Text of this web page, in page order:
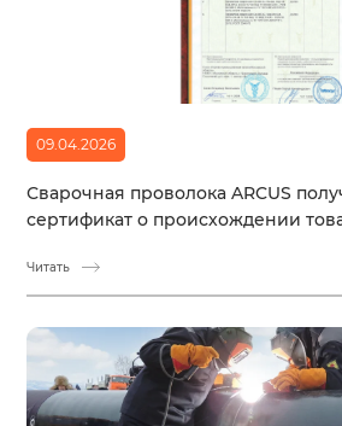
09.04.2026
Сварочная проволока ARCUS
сертификат о происхождении
Читать